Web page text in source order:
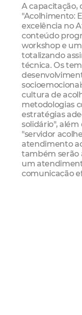
A capacitação,
"Acolhimento:
excelência no
conteúdo
workshop e
totalizando
técnica. Os
cultura de
metodologias
estratégias
solidário",
"servidor
atendimento
também serão
um
comunicação